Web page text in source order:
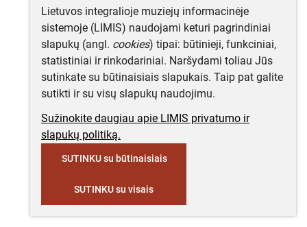
Lietuvos integralioje muziejų informacinėje
sistemoje (LIMIS) naudojami keturi pagrindiniai
slapukų (angl. cookies) tipai: būtinieji, funkciniai,
statistiniai ir rinkodariniai. Naršydami toliau Jūs
sutinkate su būtinaisiais slapukais. Taip pat galite
sutikti ir su visų slapukų naudojimu.
Sužinokite daugiau apie LIMIS privatumo ir
slapukų politiką.
SUTINKU su būtinaisiais
SUTINKU su visais